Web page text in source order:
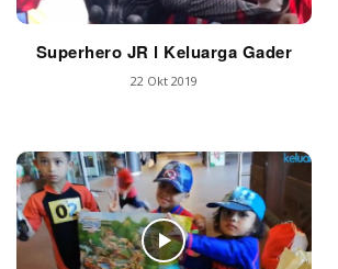
Superhero JR l Keluarga Gader
22 Okt 2019